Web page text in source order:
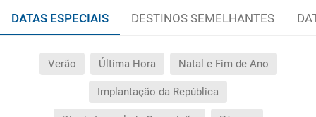
DATAS ESPECIAIS DESTINOS SEMELHANTES
Verão Última Hora Natal e Fim de Ano
Implantação da República